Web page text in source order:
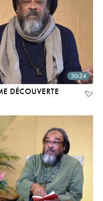
30:24
DÉCOUVERTE